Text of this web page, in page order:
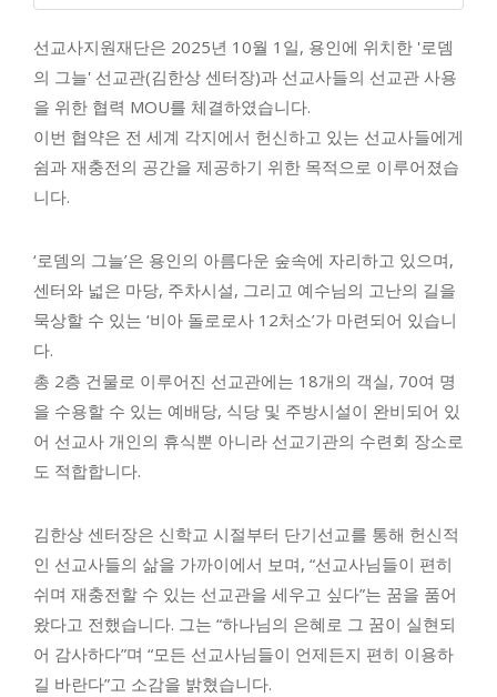
선교사지원재단은 2025년 10월 1일, 용인에 위치한 '로뎀
의 그늘' 선교관(김한상 센터장)과 선교사들의 선교관 사용
을 위한 협력 MOU를 체결하였습니다.
이번 협약은 전 세계 각지에서 헌신하고 있는 선교사들에게
쉼과 재충전의 공간을 제공하기 위한 목적으로 이루어졌습
니다.
‘로뎀의 그늘’은 용인의 아름다운 숲속에 자리하고 있으며,
센터와 넓은 마당, 주차시설, 그리고 예수님의 고난의 길을
묵상할 수 있는 ‘비아 돌로로사 12처소’가 마련되어 있습니
다.
총 2층 건물로 이루어진 선교관에는 18개의 객실, 70여 명
을 수용할 수 있는 예배당, 식당 및 주방시설이 완비되어 있
어 선교사 개인의 휴식뿐 아니라 선교기관의 수련회 장소로
도 적합합니다.
김한상 센터장은 신학교 시절부터 단기선교를 통해 헌신적
인 선교사들의 삶을 가까이에서 보며, “선교사님들이 편히
쉬며 재충전할 수 있는 선교관을 세우고 싶다”는 꿈을 품어
왔다고 전했습니다. 그는 “하나님의 은혜로 그 꿈이 실현되
어 감사하다”며 “모든 선교사님들이 언제든지 편히 이용하
길 바란다”고 소감을 밝혔습니다.